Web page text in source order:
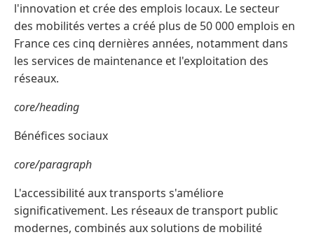
l'innovation et crée des emplois locaux. Le secteur
des mobilités vertes a créé plus de 50 000 emplois en
France ces cinq dernières années, notamment dans
les services de maintenance et l'exploitation des
réseaux.
core/heading
Bénéfices sociaux
core/paragraph
L'accessibilité aux transports s'améliore
significativement. Les réseaux de transport public
modernes, combinés aux solutions de mobilité